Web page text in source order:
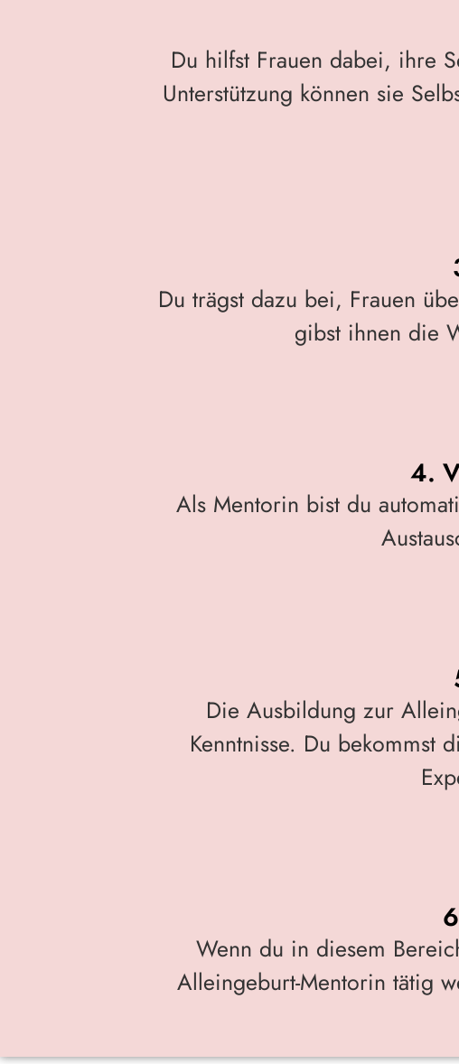
Du hilfst Frauen dabei, ihre
Unterstützung können sie
Du trägst dazu bei, Frauen
gibst ihnen die
4.
Als Mentorin bist du
Die Ausbildung zur
Kenntnisse. Du bekommst
Wenn du in diesem
Alleingeburt-Mentorin tätig